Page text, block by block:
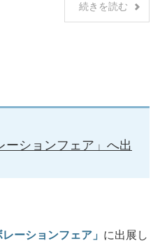
続きを読む
ションフェア」へ出
ーションフェア」 に出展し